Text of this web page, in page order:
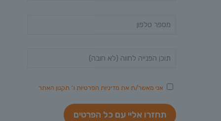
אני מאשר/ת את מדיניות הפרטיותו־ תקנון האתר